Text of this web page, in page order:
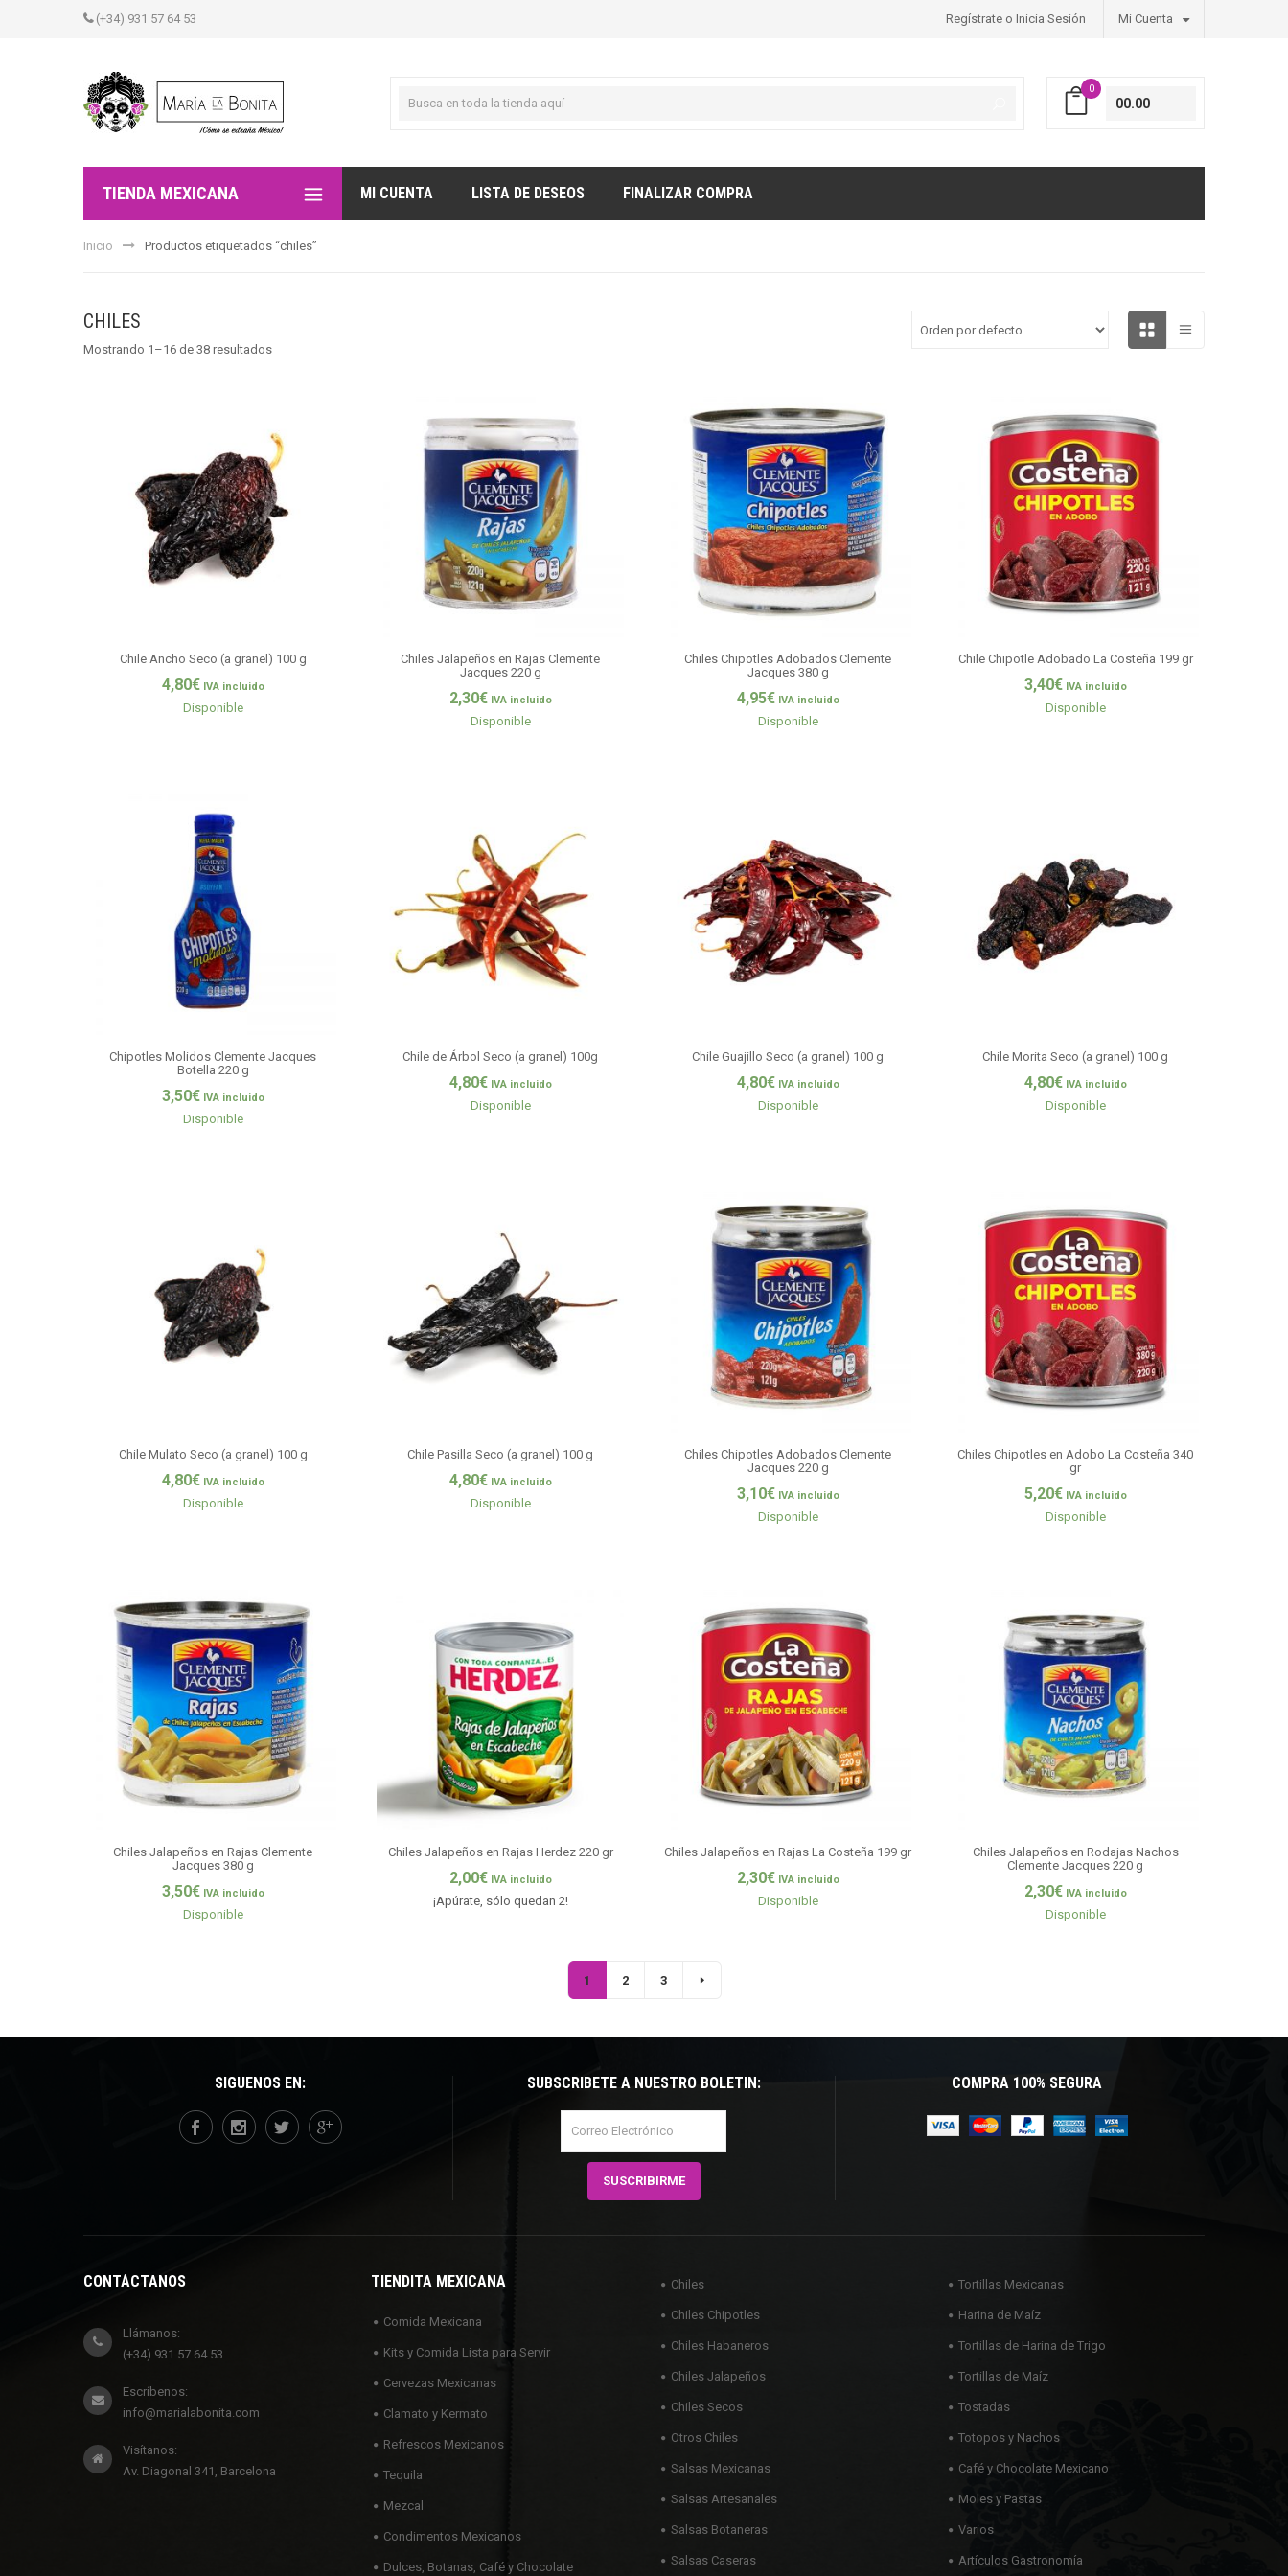
(+34) 931 57 64 53 Regístrate o Inicia Sesión Mi Cuenta
0
00.00
TIENDA MEXICANA MI CUENTA LISTA DE DESEOS FINALIZAR COMPRA
Inicio Productos etiquetados “chiles”
CHILES
Mostrando 1–16 de 38 resultados
Chile Ancho Seco (a granel) 100 g
4,80€ IVA incluido
Disponible
Chiles Jalapeños en Rajas Clemente
Jacques 220 g
2,30€ IVA incluido
Disponible
Chiles Chipotles Adobados Clemente
Jacques 380 g
4,95€ IVA incluido
Disponible
Chile Chipotle Adobado La Costeña 199 gr
3,40€ IVA incluido
Disponible
Chipotles Molidos Clemente Jacques
Botella 220 g
3,50€ IVA incluido
Disponible
Chile de Árbol Seco (a granel) 100g
4,80€ IVA incluido
Disponible
Chile Guajillo Seco (a granel) 100 g
4,80€ IVA incluido
Disponible
Chile Morita Seco (a granel) 100 g
4,80€ IVA incluido
Disponible
Chile Mulato Seco (a granel) 100 g
4,80€ IVA incluido
Disponible
Chile Pasilla Seco (a granel) 100 g
4,80€ IVA incluido
Disponible
Chiles Chipotles Adobados Clemente
Jacques 220 g
3,10€ IVA incluido
Disponible
Chiles Chipotles en Adobo La Costeña 340
gr
5,20€ IVA incluido
Disponible
Chiles Jalapeños en Rajas Clemente
Jacques 380 g
3,50€ IVA incluido
Disponible
Chiles Jalapeños en Rajas Herdez 220 gr
2,00€ IVA incluido
¡Apúrate, sólo quedan 2!
Chiles Jalapeños en Rajas La Costeña 199 gr
2,30€ IVA incluido
Disponible
Chiles Jalapeños en Rodajas Nachos
Clemente Jacques 220 g
2,30€ IVA incluido
Disponible
1 2 3
SÍGUENOS EN: SUBSCRÍBETE A NUESTRO BOLETÍN: COMPRA 100% SEGURA
CONTÁCTANOS
Llámanos:
(+34) 931 57 64 53
Escríbenos:
info@marialabonita.com
Visítanos:
Av. Diagonal 341, Barcelona
TIENDITA MEXICANA
Comida Mexicana
Kits y Comida Lista para Servir
Cervezas Mexicanas
Clamato y Kermato
Refrescos Mexicanos
Tequila
Mezcal
Condimentos Mexicanos
Dulces, Botanas, Café y Chocolate
Chiles
Chiles Chipotles
Chiles Habaneros
Chiles Jalapeños
Chiles Secos
Otros Chiles
Salsas Mexicanas
Salsas Artesanales
Salsas Botaneras
Salsas Caseras
Tortillas Mexicanas
Harina de Maíz
Tortillas de Harina de Trigo
Tortillas de Maíz
Tostadas
Totopos y Nachos
Café y Chocolate Mexicano
Moles y Pastas
Varios
Artículos Gastronomía